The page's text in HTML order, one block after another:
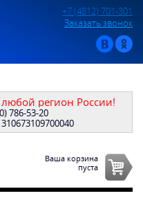
+7 (4812) 701-301
Заказать звонок
регион России!
786-53-20
Ваша корзина
пуста